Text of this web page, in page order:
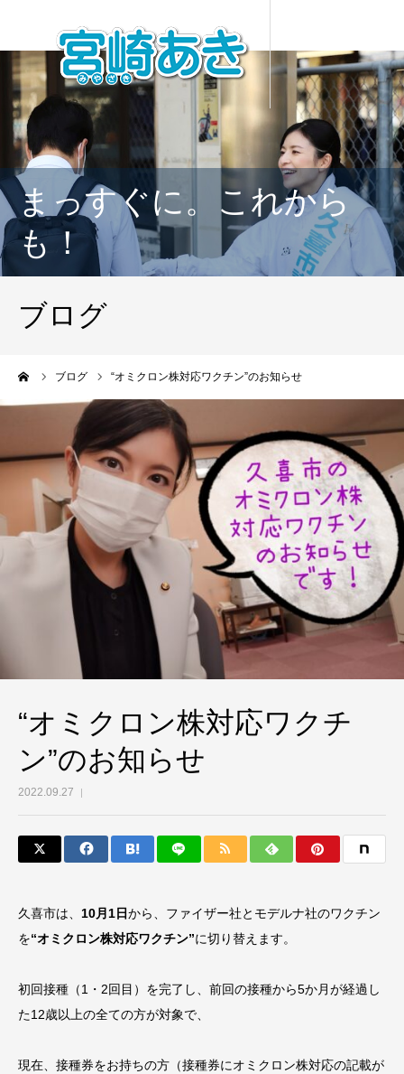
まっすぐに。これから
も！
ブログ
ブログ “オミクロン株対応ワクチン”のお知らせ
“オミクロン株対応ワクチ
ン”のお知らせ
2022.09.27
久喜市は、 10月1日から、ファイザー社とモデルナ社のワクチン
を“オミクロン株対応ワクチン”に切り替えます。
初回接種（1・2回目）を完了し、前回の接種から5か月が経過し
た12歳以上の全ての方が対象で、
現在、接種券をお持ちの方（接種券にオミクロン株対応の記載が